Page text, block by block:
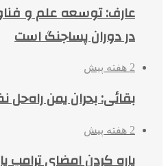
عارف: توسعه علم و
در دوران پساجنگ است
2 هفته پیش
بقائی: بحران یمن راه‌حل
2 هفته پیش
پاره کردن امضای